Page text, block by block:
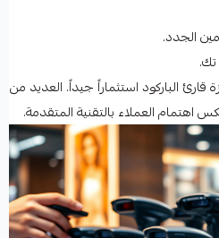
الجدد.
قارئ الباركود استثماراً جيداً. العديد من
اهتمام العملاء بالتقنية المتقدمة.